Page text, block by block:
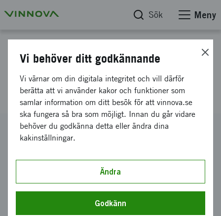
Sök Meny
Metallparadoxen och Science
centers 3.0
Diarienummer
2024-03978
Koordinator
RISE Research Institutes of Sweden AB
Digitala System
Vi behöver ditt godkännande
Vi värnar om din digitala integritet och vill därför
berätta att vi använder kakor och funktioner som
samlar information om ditt besök för att vinnova.se
ska fungera så bra som möjligt. Innan du går vidare
behöver du godkänna detta eller ändra dina
kakinställningar.
Ändra
Godkänn